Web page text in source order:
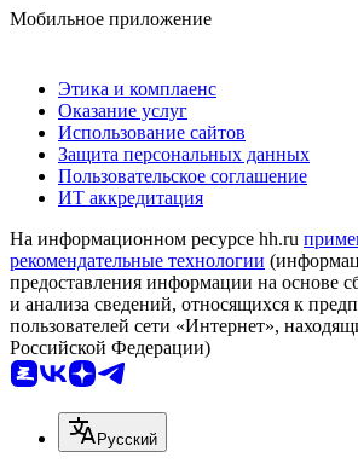
Мобильное приложение
Этика и комплаенс
Оказание услуг
Использование сайтов
Защита персональных данных
Пользовательское соглашение
ИТ аккредитация
На информационном ресурсе hh.ru
рекомендательные технологии
предоставления информации на основе
и анализа сведений, относящихся к
пользователей сети «Интернет»,
Российской Федерации)
Русский